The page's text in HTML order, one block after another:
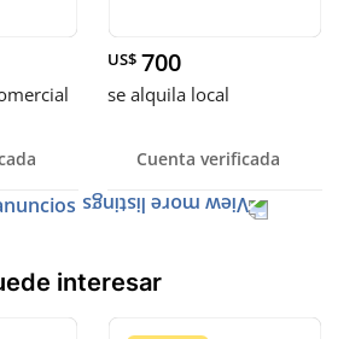
US$ 700
se alquila local
Cuenta verificada
interesar